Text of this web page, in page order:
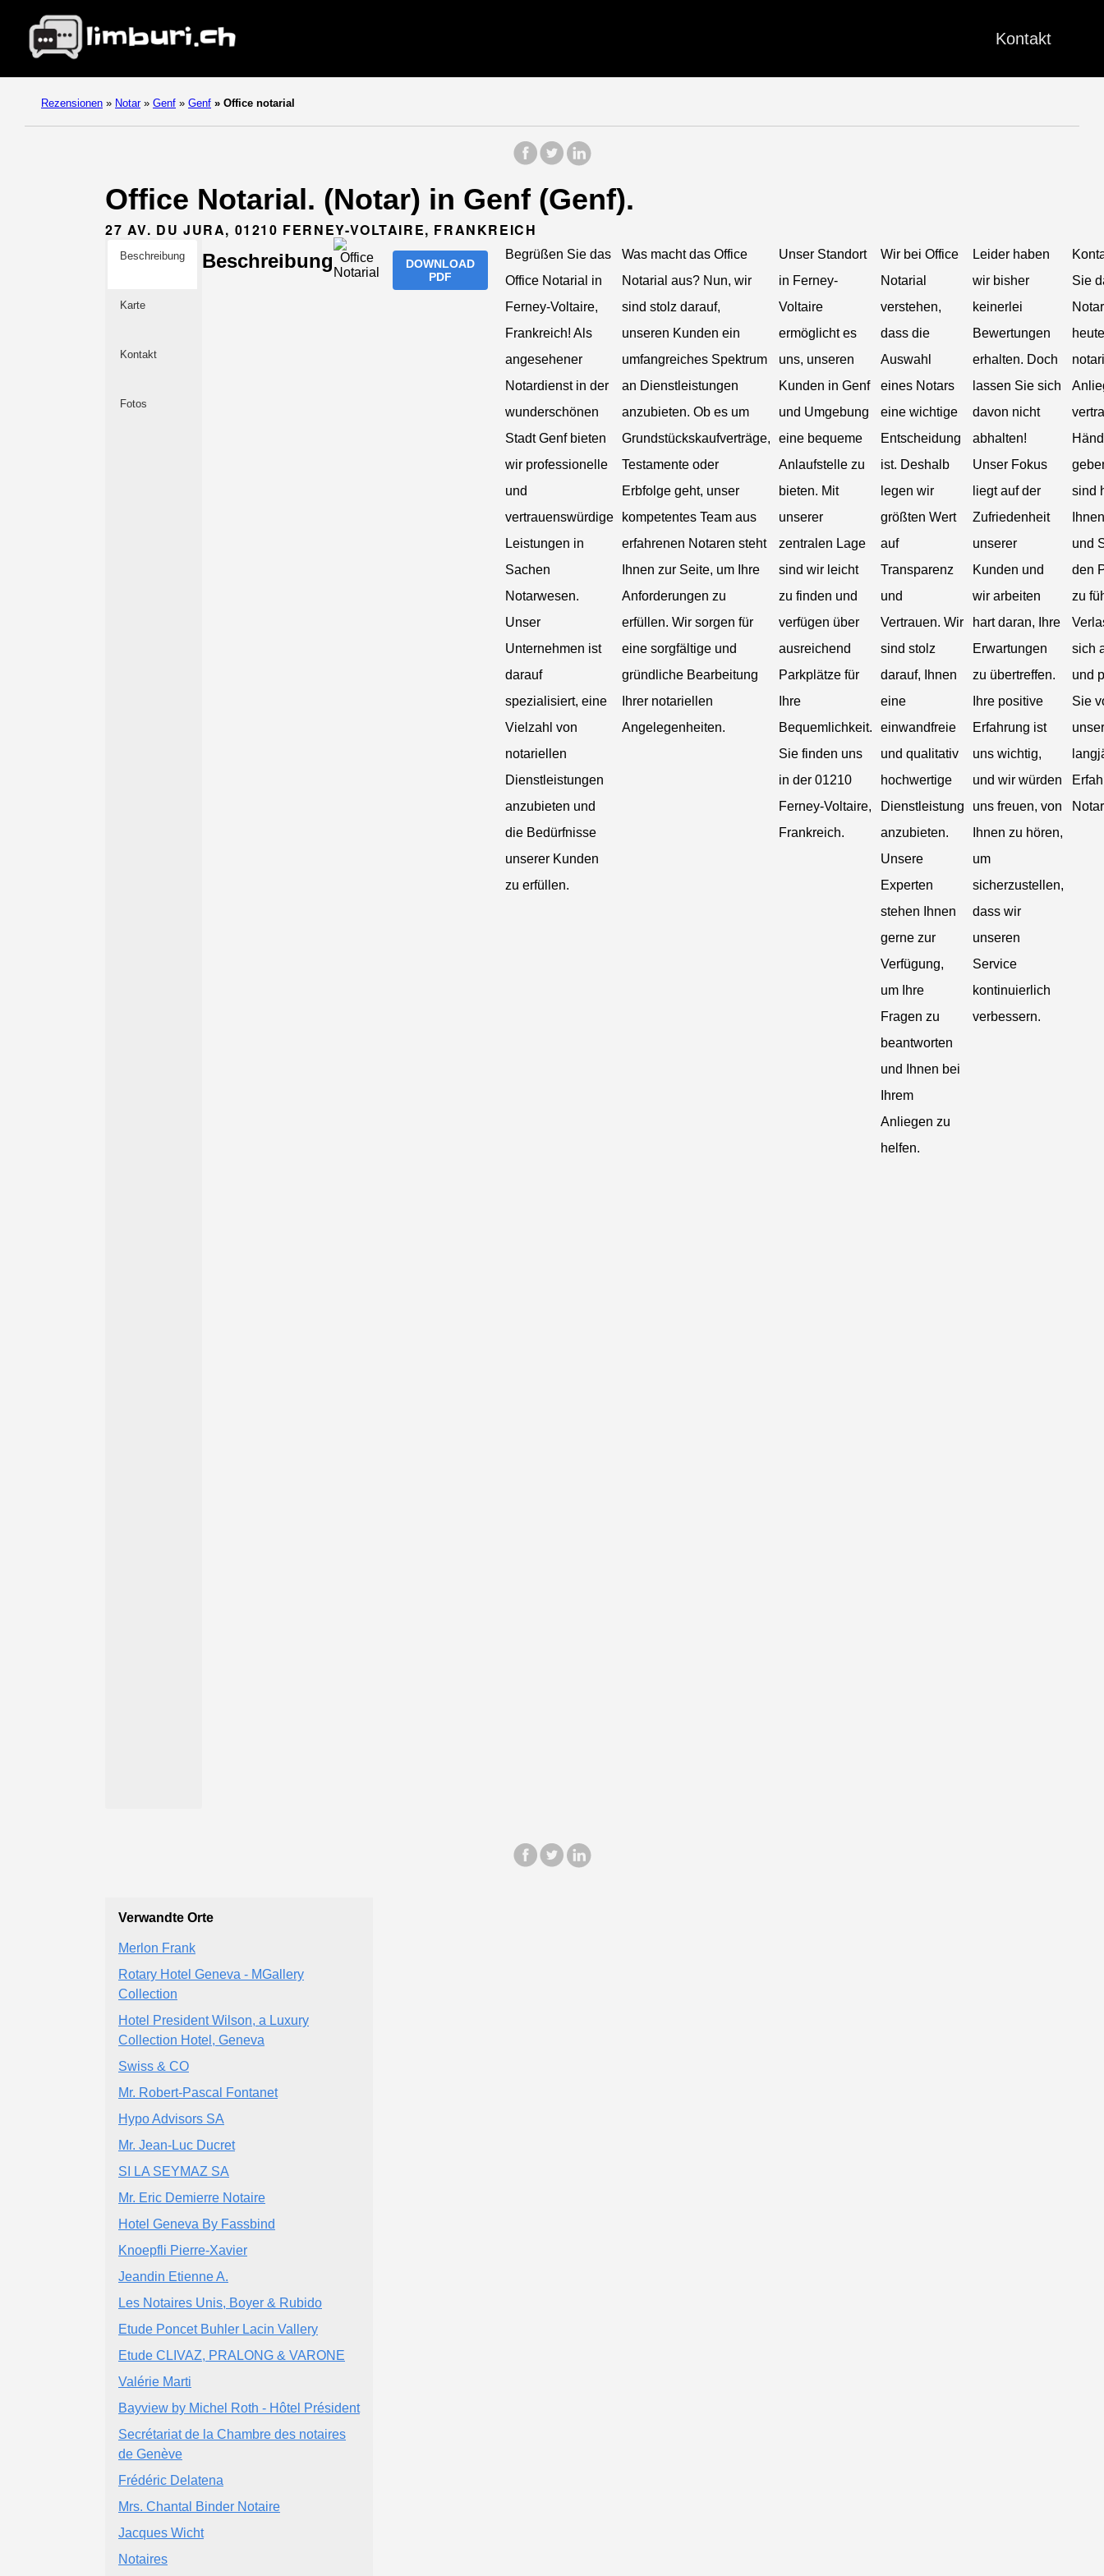
Kontakt
Rezensionen » Notar » Genf » Genf » Office notarial
Office Notarial. (Notar) in Genf (Genf).
27 AV. DU JURA, 01210 FERNEY-VOLTAIRE, FRANKREICH
Beschreibung
Karte
Kontakt
Fotos
Beschreibung
DOWNLOAD
PDF
Begrüßen Sie das
Office Notarial in
Ferney-Voltaire,
Frankreich! Als
angesehener
Notardienst in der
wunderschönen
Stadt Genf bieten
wir professionelle
und
vertrauenswürdige
Leistungen in
Sachen
Notarwesen.
Unser
Unternehmen ist
darauf
spezialisiert, eine
Vielzahl von
notariellen
Dienstleistungen
anzubieten und
die Bedürfnisse
unserer Kunden
zu erfüllen.
Was macht das Office
Notarial aus? Nun, wir
sind stolz darauf,
unseren Kunden ein
umfangreiches Spektrum
an Dienstleistungen
anzubieten. Ob es um
Grundstückskaufverträge,
Testamente oder
Erbfolge geht, unser
kompetentes Team aus
erfahrenen Notaren steht
Ihnen zur Seite, um Ihre
Anforderungen zu
erfüllen. Wir sorgen für
eine sorgfältige und
gründliche Bearbeitung
Ihrer notariellen
Angelegenheiten.
Unser Standort
in Ferney-
Voltaire
ermöglicht es
uns, unseren
Kunden in Genf
und Umgebung
eine bequeme
Anlaufstelle zu
bieten. Mit
unserer
zentralen Lage
sind wir leicht
zu finden und
verfügen über
ausreichend
Parkplätze für
Ihre
Bequemlichkeit.
Sie finden uns
in der 01210
Ferney-Voltaire,
Frankreich.
Wir bei Office
Notarial
verstehen,
dass die
Auswahl
eines Notars
eine wichtige
Entscheidung
ist. Deshalb
legen wir
größten Wert
auf
Transparenz
und
Vertrauen. Wir
sind stolz
darauf, Ihnen
eine
einwandfreie
und qualitativ
hochwertige
Dienstleistung
anzubieten.
Unsere
Experten
stehen Ihnen
gerne zur
Verfügung,
um Ihre
Fragen zu
beantworten
und Ihnen bei
Ihrem
Anliegen zu
helfen.
Leider haben
wir bisher
keinerlei
Bewertungen
erhalten. Doch
lassen Sie sich
davon nicht
abhalten!
Unser Fokus
liegt auf der
Zufriedenheit
unserer
Kunden und
wir arbeiten
hart daran, Ihre
Erwartungen
zu übertreffen.
Ihre positive
Erfahrung ist
uns wichtig,
und wir würden
uns freuen, von
Ihnen zu hören,
um
sicherzustellen,
dass wir
unseren
Service
kontinuierlich
verbessern.
Sie
sind
und
den
zu
sich
und
Sie
Verwandte Orte
Merlon Frank
Rotary Hotel Geneva - MGallery
Collection
Hotel President Wilson, a Luxury
Collection Hotel, Geneva
Swiss & CO
Mr. Robert-Pascal Fontanet
Hypo Advisors SA
Mr. Jean-Luc Ducret
SI LA SEYMAZ SA
Mr. Eric Demierre Notaire
Hotel Geneva By Fassbind
Knoepfli Pierre-Xavier
Jeandin Etienne A.
Les Notaires Unis, Boyer & Rubido
Etude Poncet Buhler Lacin Vallery
Etude CLIVAZ, PRALONG & VARONE
Valérie Marti
Bayview by Michel Roth - Hôtel Président
Secrétariat de la Chambre des notaires
de Genève
Frédéric Delatena
Mrs. Chantal Binder Notaire
Jacques Wicht
Notaires